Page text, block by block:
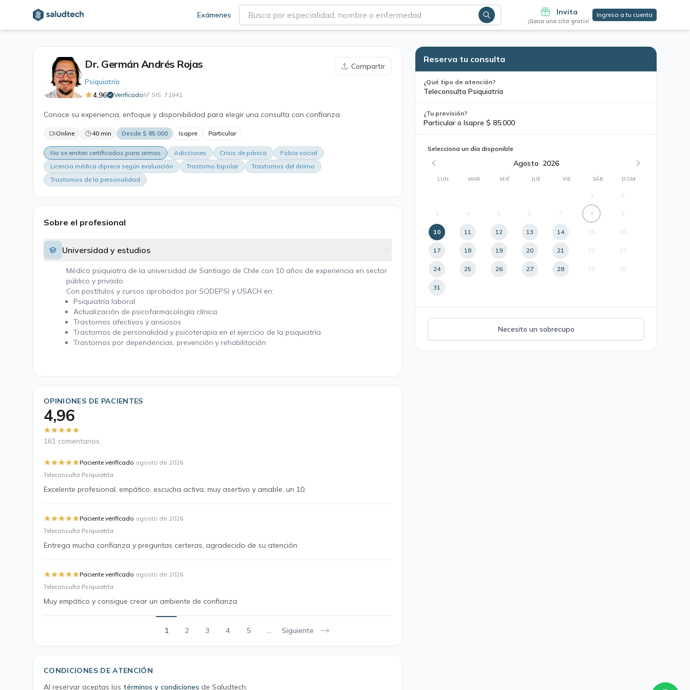
Exámenes Invita
¡Gana una cita gratis!
Ingresa a tu cuenta
Dr. Germán Andrés Rojas
Compartir
Psiquiatría
4,96
VerificadoNº SIS: 71941·
Conoce su experiencia, enfoque y disponibilidad para elegir una consulta con confianza.
Online 40 min Desde $ 85.000 Isapre Particular
No se emiten certificados para armas Adicciones Crisis de pánico
Fobia social
Licencia médica dipreca según evaluación
Trastorno bipolar
Trastornos del ánimo
Trastornos de la personalidad
Sobre el profesional
Universidad y estudios
Médico psiquiatra de la universidad de Santiago de Chile con 10 años de experiencia en sector
público y privado
Con postítulos y cursos aprobados por SODEPSI y USACH en:
Psiquiatría laboral
Actualización de psicofarmacología clínica
Trastornos afectivos y ansiosos
Trastornos de personalidad y psicoterapia en el ejercicio de la psiquiatría
Trastornos por dependencias, prevención y rehabilitación
OPINIONES DE PACIENTES
4,96
161 comentarios
Paciente verificado·agosto de 2026
Teleconsulta Psiquiatría
Excelente profesional, empático, escucha activa, muy asertivo y amable, un 10.
Paciente verificado·agosto de 2026
Teleconsulta Psiquiatría
Entrega mucha confianza y preguntas certeras, agradecido de su atención
Paciente verificado·agosto de 2026
Teleconsulta Psiquiatría
Muy empático y consigue crear un ambiente de confianza
1 2 3 4 5 ... Siguiente
CONDICIONES DE ATENCIÓN
Al reservar aceptas los términos y condiciones de Saludtech.
Reserva tu consulta
¿Qué tipo de atención?
Teleconsulta Psiquiatría
¿Tu previsión?
Particular o Isapre $ 85.000
Selecciona un día disponible
Agosto 2026
LUN MAR MIÉ JUE VIE SÁB DOM
1 2
3 4 5 6 7 8 9
10 11 12 13 14 15 16
17 18 19 20 21 22 23
24 25 26 27 28 29 30
31
Necesito un sobrecupo